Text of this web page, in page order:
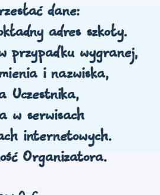
dane:
adres szkoły.
przypadku wygranej,
i nazwiska,
Uczestnika,
w serwisach
internetowych.
Organizatora.